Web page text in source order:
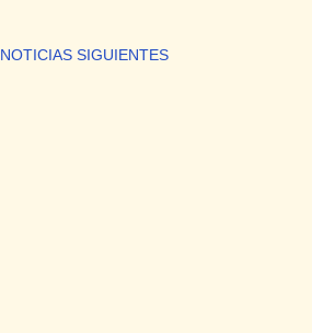
NOTICIAS SIGUIENTES